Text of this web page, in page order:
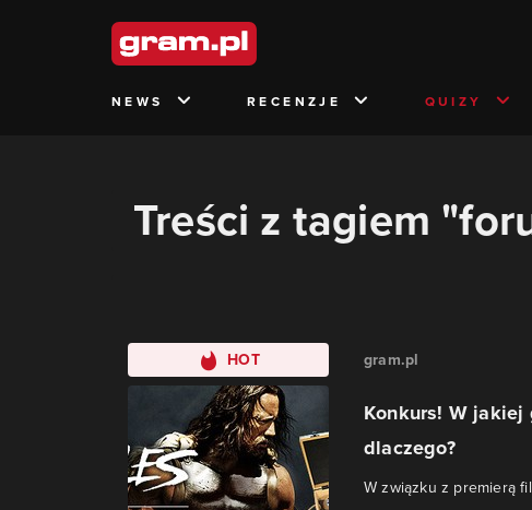
NEWS RECENZJE QUIZY
Treści z tagiem
HOT gram.pl
Konkurs! W jakiej
dlaczego?
W związku z premierą